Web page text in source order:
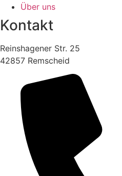
Über uns
Kontakt
Reinshagener Str. 25
42857 Remscheid